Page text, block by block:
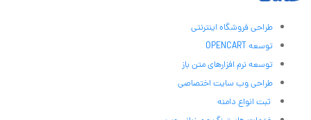
طراحی فروشگاه اینترنتی
توسعه OPENCART
توسعه نرم افزارهای متن باز
طراحی وب سایت اختصاصی
ثبت انواع دامنه